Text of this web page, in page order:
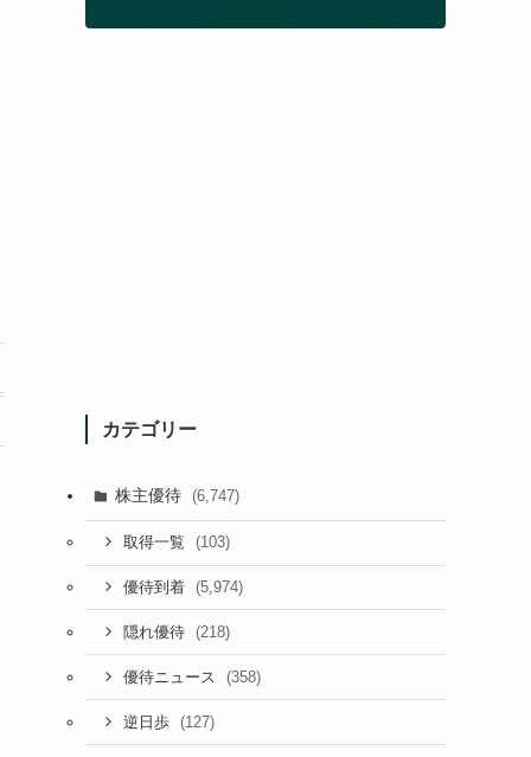
カテゴリー
株主優待 (6,747)
取得一覧 (103)
優待到着 (5,974)
隠れ優待 (218)
優待ニュース (358)
逆日歩 (127)